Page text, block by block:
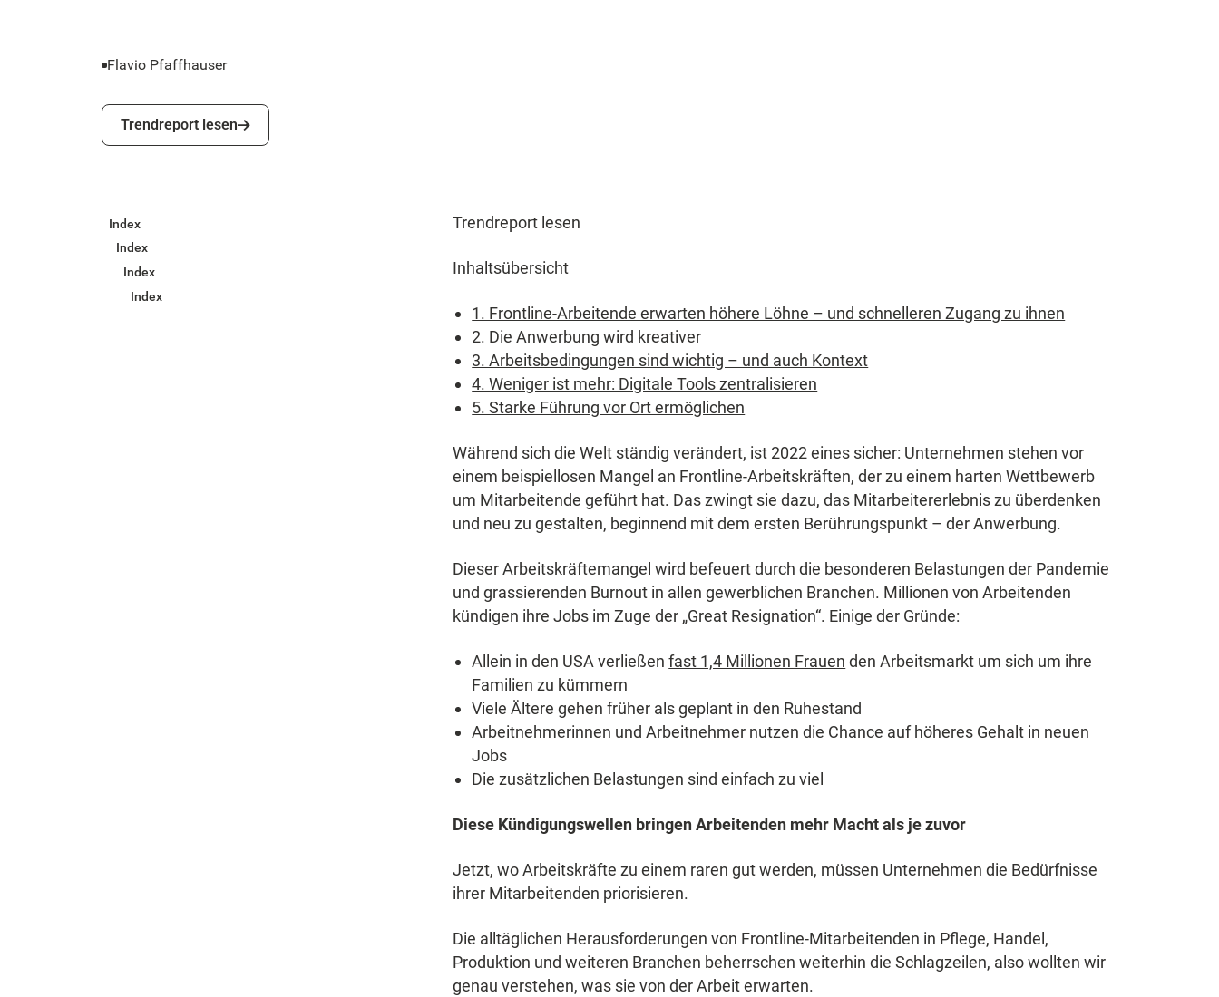
Flavio Pfaffhauser
Trendreport lesen
Trendreport lesen
Index
Index
Index
Index
Trendreport lesen
Inhaltsübersicht
1. Frontline-Arbeitende erwarten höhere Löhne – und schnelleren Zugang zu ihnen
2. Die Anwerbung wird kreativer
3. Arbeitsbedingungen sind wichtig – und auch Kontext
4. Weniger ist mehr: Digitale Tools zentralisieren
5. Starke Führung vor Ort ermöglichen
Während sich die Welt ständig verändert, ist 2022 eines sicher: Unternehmen stehen vor
einem beispiellosen Mangel an Frontline-Arbeitskräften, der zu einem harten Wettbewerb
um Mitarbeitende geführt hat. Das zwingt sie dazu, das Mitarbeitererlebnis zu überdenken
und neu zu gestalten, beginnend mit dem ersten Berührungspunkt – der Anwerbung.
Dieser Arbeitskräftemangel wird befeuert durch die besonderen Belastungen der Pandemie
und grassierenden Burnout in allen gewerblichen Branchen. Millionen von Arbeitenden
kündigen ihre Jobs im Zuge der „Great Resignation“. Einige der Gründe:
Allein in den USA verließenfast 1,4 Millionen Frauen den Arbeitsmarkt um sich um ihre
Familien zu kümmern
Viele Ältere gehen früher als geplant in den Ruhestand
Arbeitnehmerinnen und Arbeitnehmer nutzen die Chance auf höheres Gehalt in neuen
Jobs
Die zusätzlichen Belastungen sind einfach zu viel
Diese Kündigungswellen bringen Arbeitenden mehr Macht als je zuvor
Jetzt, wo Arbeitskräfte zu einem raren gut werden, müssen Unternehmen die Bedürfnisse
ihrer Mitarbeitenden priorisieren.
Die alltäglichen Herausforderungen von Frontline-Mitarbeitenden in Pflege, Handel,
Produktion und weiteren Branchen beherrschen weiterhin die Schlagzeilen, also wollten wir
genau verstehen, was sie von der Arbeit erwarten.